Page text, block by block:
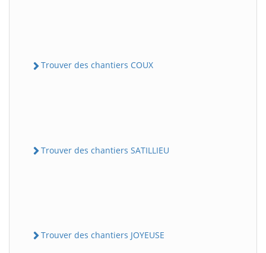
Trouver des chantiers COUX
Trouver des chantiers SATILLIEU
Trouver des chantiers JOYEUSE